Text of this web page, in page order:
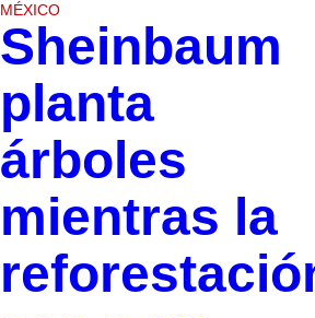
MÉXICO
Sheinbaum
planta
árboles
mientras la